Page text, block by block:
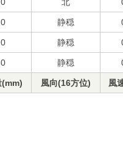
静穏
静穏
静穏
(mm) 風向(16方位) 風